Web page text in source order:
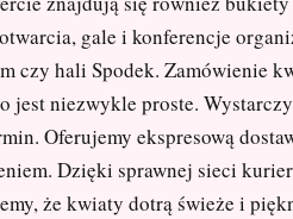
gale i konferencje
czy hali Spodek. Zamówienie
jest niezwykle proste.
Oferujemy ekspresową
Dzięki sprawnej sieci
że kwiaty dotrą świeże i